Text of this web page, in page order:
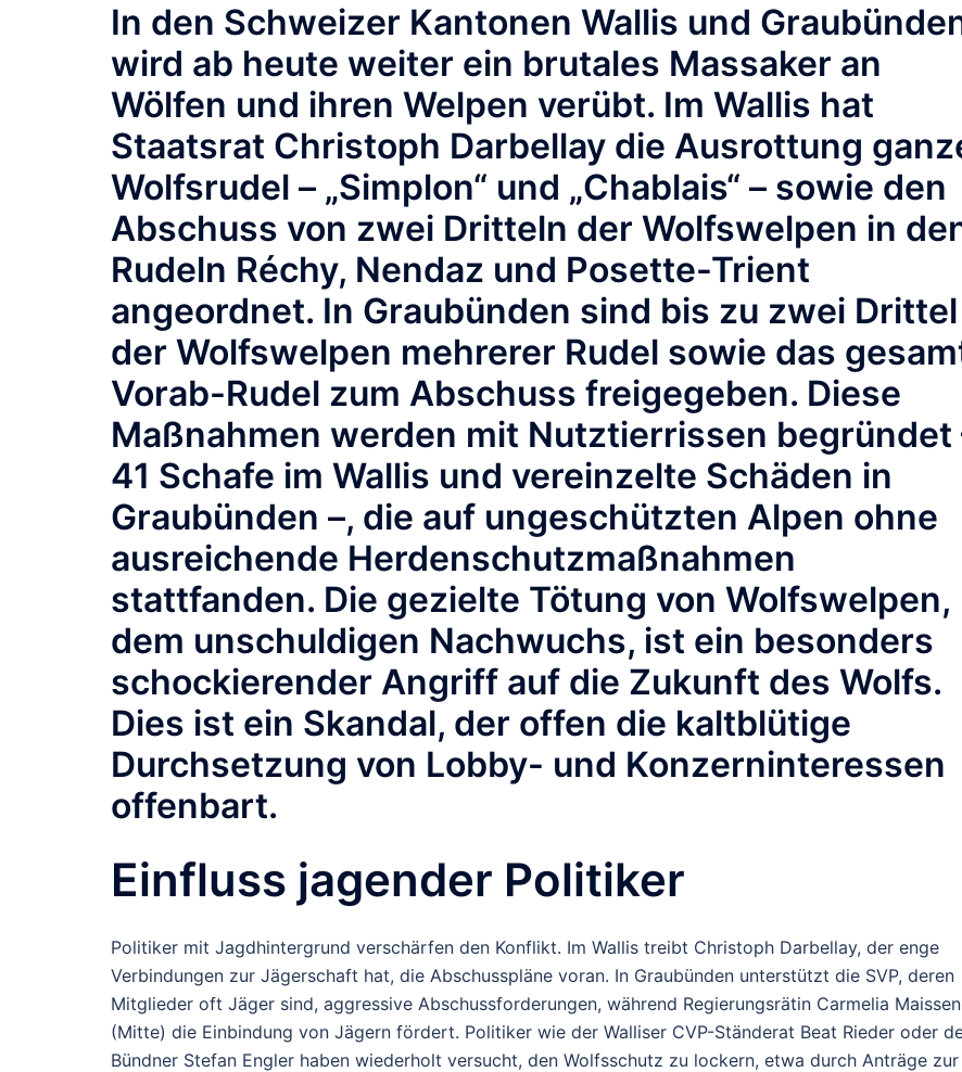
In den Schweizer Kantonen Wallis und
wird ab heute weiter ein brutales Massaker an
Wölfen und ihren Welpen verübt. Im Wallis hat
Staatsrat Christoph Darbellay die Ausrottung
Wolfsrudel – „Simplon“ und „Chablais“ – sowie den
Abschuss von zwei Dritteln der Wolfswelpen in
Rudeln Réchy, Nendaz und Posette-Trient
angeordnet. In Graubünden sind bis zu zwei Drittel
der Wolfswelpen mehrerer Rudel sowie das
Vorab-Rudel zum Abschuss freigegeben. Diese
Maßnahmen werden mit Nutztierrissen begründet
41 Schafe im Wallis und vereinzelte Schäden in
Graubünden –, die auf ungeschützten Alpen ohne
ausreichende Herdenschutzmaßnahmen
stattfanden. Die gezielte Tötung von Wolfswelpen,
dem unschuldigen Nachwuchs, ist ein besonders
schockierender Angriff auf die Zukunft des Wolfs.
Dies ist ein Skandal, der offen die kaltblütige
Durchsetzung von Lobby- und Konzerninteressen
offenbart.
Einfluss jagender Politiker
Politiker mit Jagdhintergrund verschärfen den Konflikt. Im Wallis treibt Christoph Darbellay, der enge
Verbindungen zur Jägerschaft hat, die Abschusspläne voran. In Graubünden unterstützt die SVP, deren
Mitglieder oft Jäger sind, aggressive Abschussforderungen, während Regierungsrätin Carmelia Maissen
(Mitte) die Einbindung von Jägern fördert. Politiker wie der Walliser CVP-Ständerat Beat Rieder oder
Bündner Stefan Engler haben wiederholt versucht, den Wolfsschutz zu lockern, etwa durch Anträge zur